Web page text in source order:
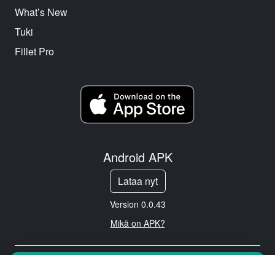
What’s New
Tuki
Fillet Pro
Android APK
Lataa nyt
Version 0.0.43
Mikä on APK?